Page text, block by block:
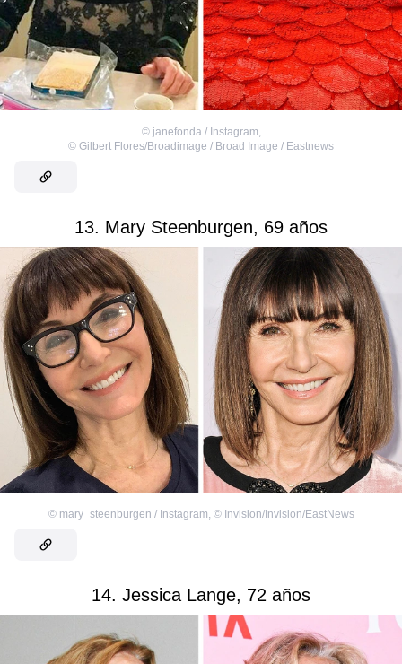
© janefonda / Instagram,
© Gilbert Flores/Broadimage / Broad Image / Eastnews
13. Mary Steenburgen, 69 años
© mary_steenburgen / Instagram, © Invision/Invision/EastNews
14. Jessica Lange, 72 años